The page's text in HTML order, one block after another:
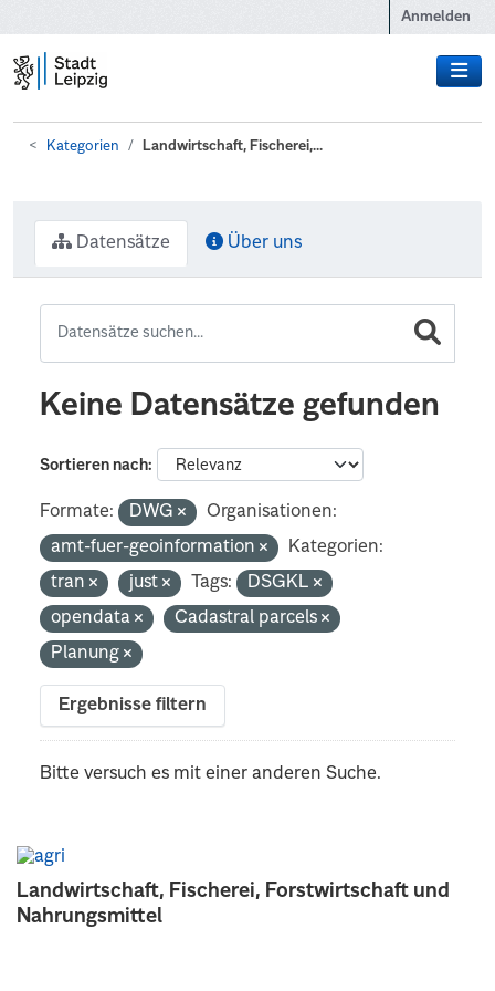
Anmelden
Kategorien Landwirtschaft, Fischerei,...
Landwirtschaft, Fischerei, Forstwirtschaft und
Nahrungsmittel
Datensätze Über uns
Keine Datensätze gefunden
Sortieren nach
Formate: DWG
Organisationen:
amt-fuer-geoinformation
Kategorien:
tran
just Tags:
DSGKL
opendata
Cadastral parcels
Planung
Ergebnisse filtern
Bitte versuch es mit einer anderen Suche.